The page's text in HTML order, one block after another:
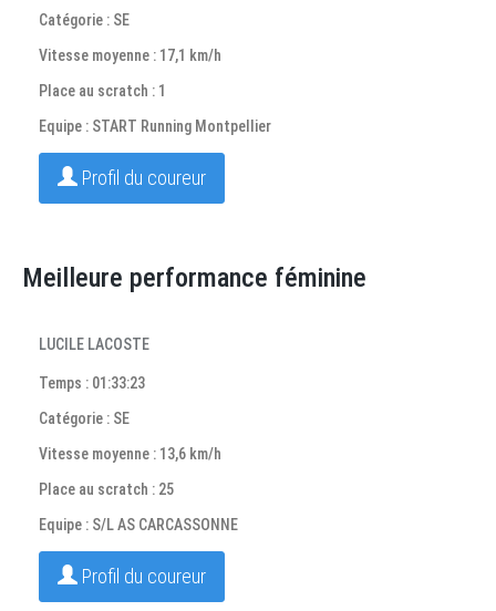
Catégorie : SE
Vitesse moyenne : 17,1 km/h
Place au scratch : 1
Equipe : START Running Montpellier
Profil du coureur
Meilleure performance féminine
LUCILE LACOSTE
Temps : 01:33:23
Catégorie : SE
Vitesse moyenne : 13,6 km/h
Place au scratch : 25
Equipe : S/L AS CARCASSONNE
Profil du coureur